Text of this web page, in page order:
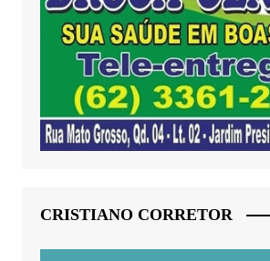
CRISTIANO CORRETOR